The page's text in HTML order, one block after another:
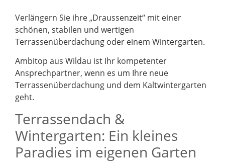
Verlängern Sie ihre „Draussenzeit“ mit einer
schönen, stabilen und wertigen
Terrassenüberdachung oder einem Wintergarten.
Ambitop aus Wildau ist Ihr kompetenter
Ansprechpartner, wenn es um Ihre neue
Terrassenüberdachung und dem Kaltwintergarten
geht.
Terrassendach &
Wintergarten: Ein kleines
Paradies im eigenen Garten